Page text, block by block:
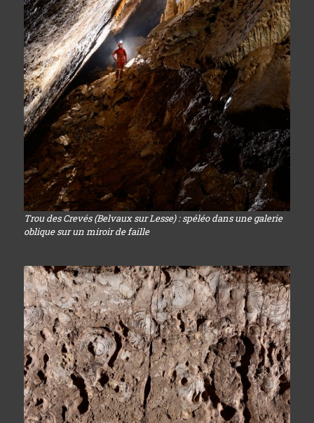
Trou des Crevés (Belvaux sur Lesse) : spéléo dans une galerie
oblique sur un miroir de faille